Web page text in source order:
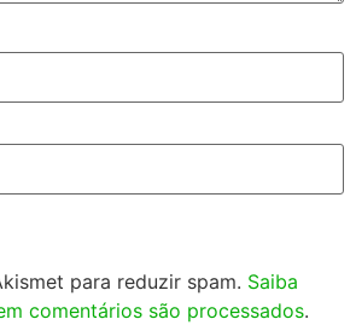
para reduzir spam. Saiba
comentários são processados.